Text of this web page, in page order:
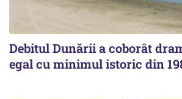
Debitul Dunării a coborât
egal cu minimul istoric din